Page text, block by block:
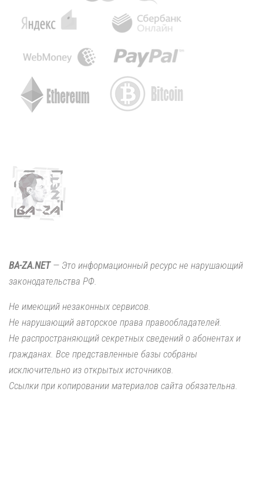
BA-ZA.NET— Это информационный ресурс не нарушающий
законодательства РФ.
Не имеющий незаконных сервисов.
Не нарушающий авторское права правообладателей.
Не распространяющий секретных сведений о абонентах и
гражданах. Все представленные базы собраны
исключительно из открытых источников.
Ссылки при копировании материалов сайта обязательна.